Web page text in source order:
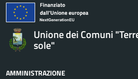
Unione dei Comuni
sole"
AMMINISTRAZIONE